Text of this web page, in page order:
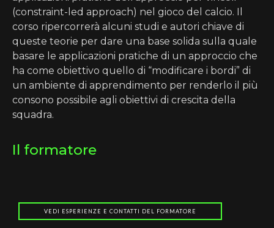
(constraint-led approach) nel gioco del calcio. Il
corso ripercorrerà alcuni studi e autori chiave di
queste teorie per dare una base solida sulla quale
basare le applicazioni pratiche di un approccio che
ha come obiettivo quello di “modificare i bordi” di
un ambiente di apprendimento per renderlo il più
consono possibile agli obiettivi di crescita della
squadra.
Il formatore
VEDI ESPERIENZE E CONTATTI DEL FORMATORE